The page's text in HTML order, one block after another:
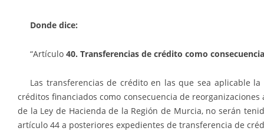
Donde dice:
“Artículo 40. Transferencias de crédito como
Las transferencias de crédito en las que sea aplicable
créditos financiados como consecuencia de
de la Ley de Hacienda de la Región de Murcia, no serán
artículo 44 a posteriores expedientes de transferencia de